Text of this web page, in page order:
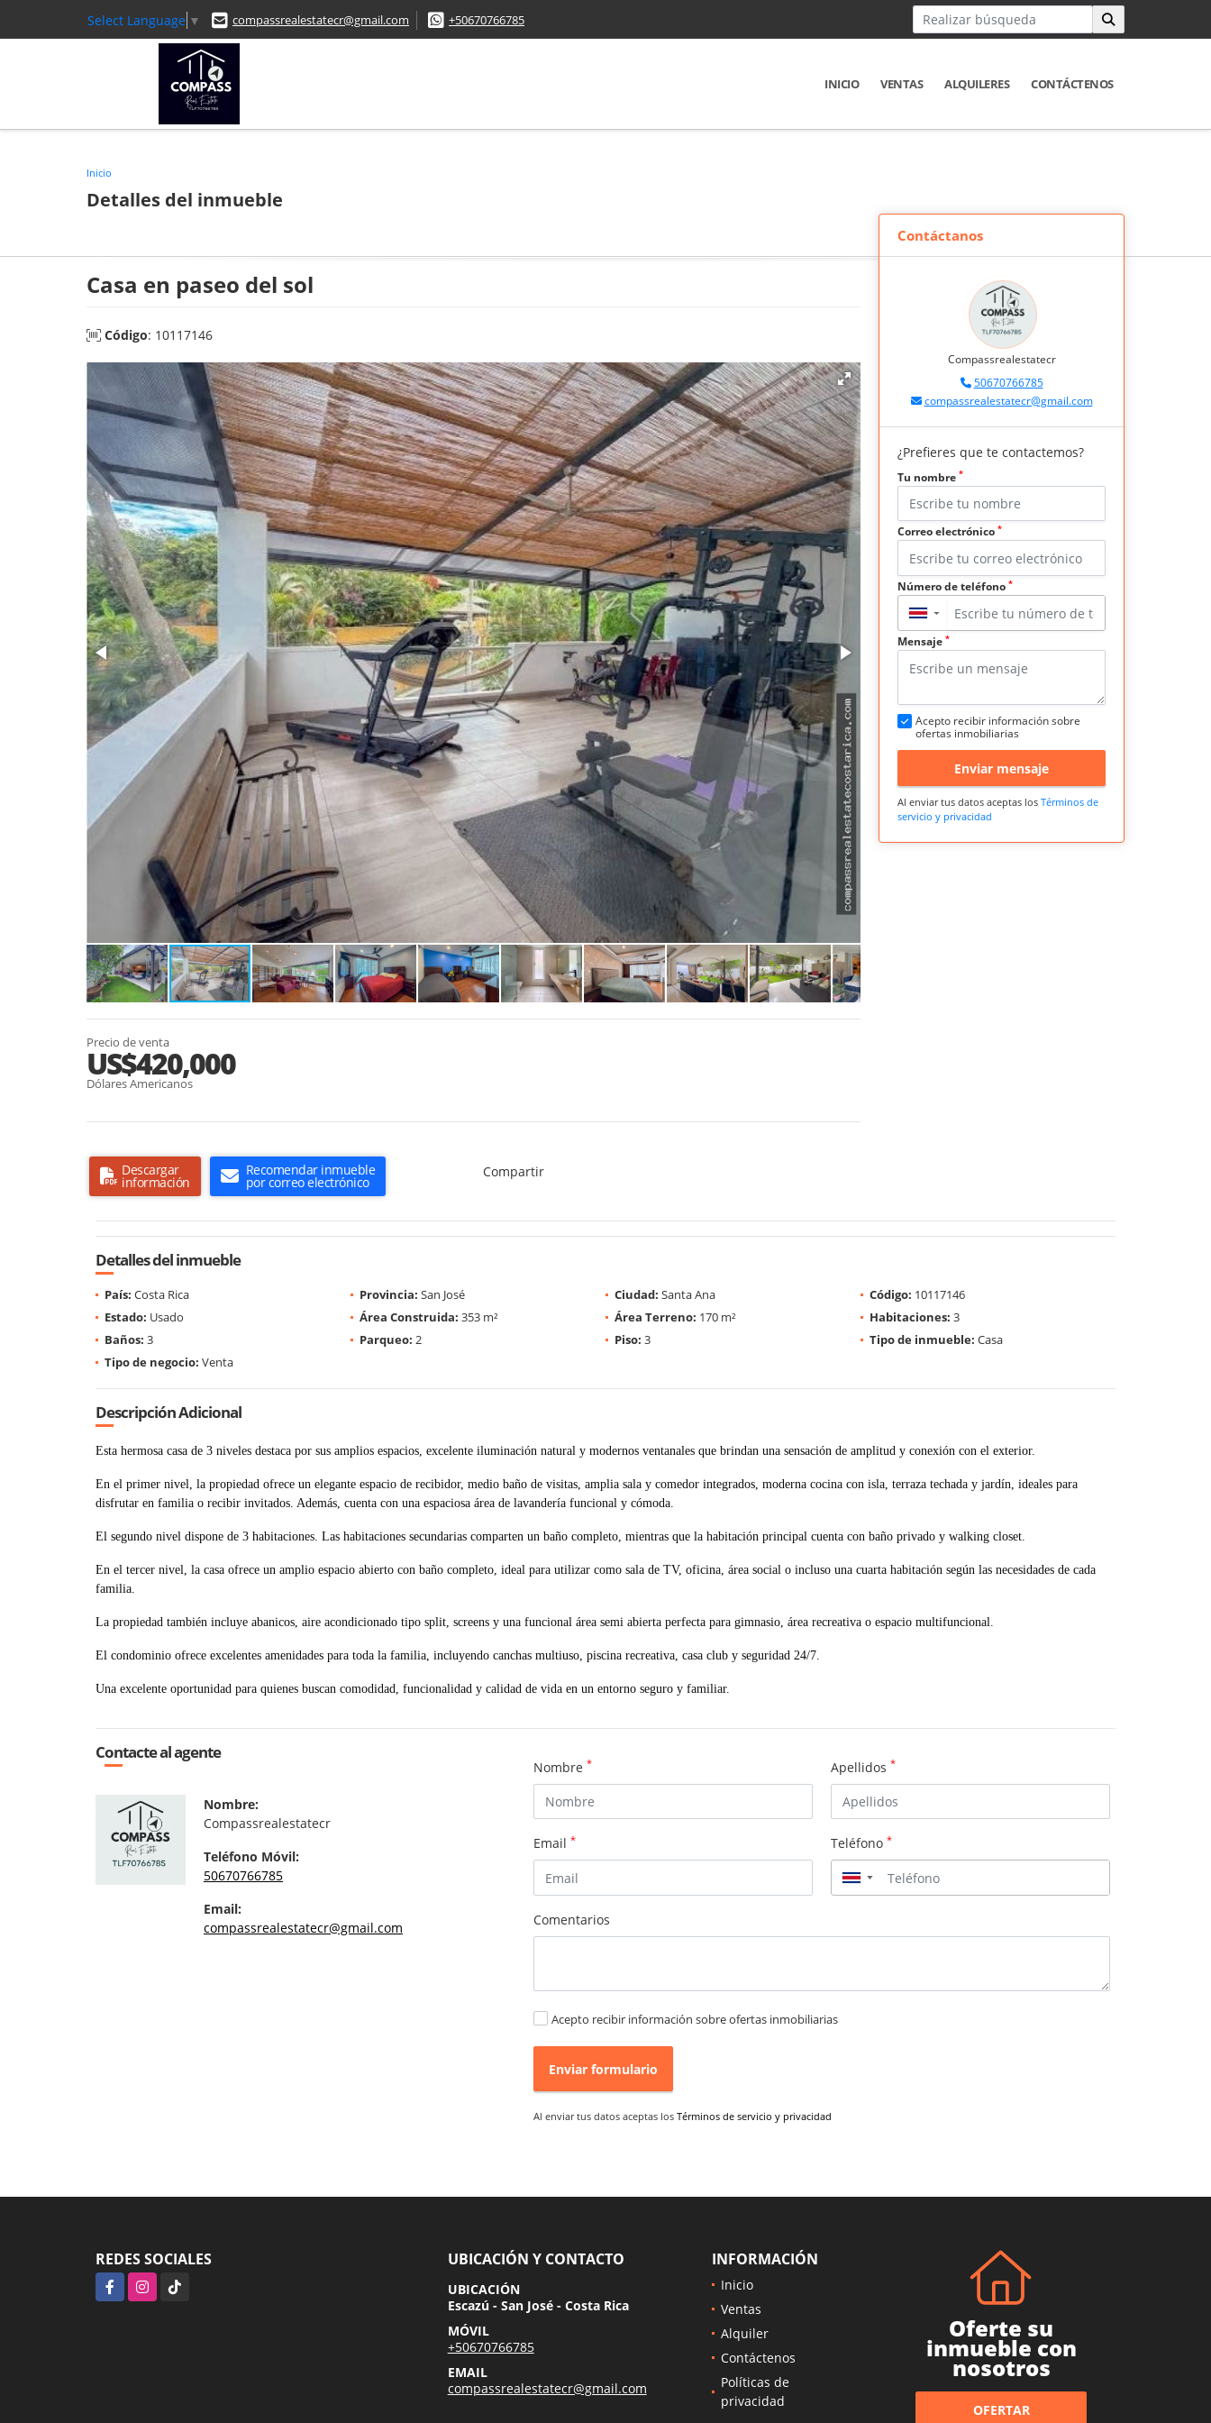
Select Language ▼ compassrealestatecr@gmail.com +50670766785
INICIO VENTAS ALQUILERES CONTÁCTENOS
Inicio
Detalles del inmueble
Casa en paseo del sol
Código: 10117146
Precio de venta
US$420,000
Dólares Americanos
Descargar
información
Recomendar inmueble
por correo electrónico
Compartir
Contáctanos
Compassrealestatecr
50670766785
compassrealestatecr@gmail.com
¿Prefieres que te contactemos?
Tu nombre *
Correo electrónico *
Número de teléfono *
▼
Mensaje *
Acepto recibir información sobre
ofertas inmobiliarias
Enviar mensaje
Al enviar tus datos aceptas los Términos de
servicio y privacidad
Detalles del inmueble
País: Costa Rica Provincia: San José Ciudad: Santa Ana Código: 10117146
Estado: Usado Área Construida: 353 m² Área Terreno: 170 m² Habitaciones: 3
Baños: 3 Parqueo: 2 Piso: 3 Tipo de inmueble: Casa
Tipo de negocio: Venta
Descripción Adicional
Esta hermosa casa de 3 niveles destaca por sus amplios espacios, excelente iluminación natural y modernos ventanales que brindan una sensación de amplitud y conexión con el exterior.
En el primer nivel, la propiedad ofrece un elegante espacio de recibidor, medio baño de visitas, amplia sala y comedor integrados, moderna cocina con isla, terraza techada y jardín, ideales para
disfrutar en familia o recibir invitados. Además, cuenta con una espaciosa área de lavandería funcional y cómoda.
El segundo nivel dispone de 3 habitaciones. Las habitaciones secundarias comparten un baño completo, mientras que la habitación principal cuenta con baño privado y walking closet.
En el tercer nivel, la casa ofrece un amplio espacio abierto con baño completo, ideal para utilizar como sala de TV, oficina, área social o incluso una cuarta habitación según las necesidades de cada
familia.
La propiedad también incluye abanicos, aire acondicionado tipo split, screens y una funcional área semi abierta perfecta para gimnasio, área recreativa o espacio multifuncional.
El condominio ofrece excelentes amenidades para toda la familia, incluyendo canchas multiuso, piscina recreativa, casa club y seguridad 24/7.
Una excelente oportunidad para quienes buscan comodidad, funcionalidad y calidad de vida en un entorno seguro y familiar.
Contacte al agente
Nombre:
Compassrealestatecr
Teléfono Móvil:
50670766785
Email:
compassrealestatecr@gmail.com
Nombre * Apellidos *
Email * Teléfono *
▼
Comentarios
Acepto recibir información sobre ofertas inmobiliarias
Enviar formulario
Al enviar tus datos aceptas los Términos de servicio y privacidad
REDES SOCIALES
FacebookInstagramTikTok
UBICACIÓN Y CONTACTO
UBICACIÓN
Escazú - San José - Costa Rica
MÓVIL
+50670766785
EMAIL
compassrealestatecr@gmail.com
INFORMACIÓN
Inicio
Ventas
Alquiler
Contáctenos
Políticas de
privacidad
Oferte su
inmueble con
nosotros
OFERTAR